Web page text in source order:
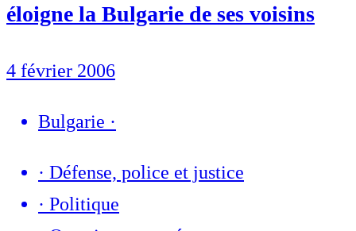
éloigne la Bulgarie de ses voisins
4 février 2006
Bulgarie ·
· Défense, police et justice
· Politique